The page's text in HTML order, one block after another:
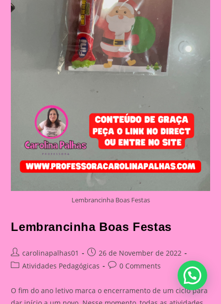
Lembrancinha Boas Festas
Lembrancinha Boas Festas
Post
author:
carolinapalhas01
Post
published:
26 de November de 2022
PostAtividades Pedagógicas
Post0 Comments
O fim do ano letivo marca o encerramento de um ciclo para